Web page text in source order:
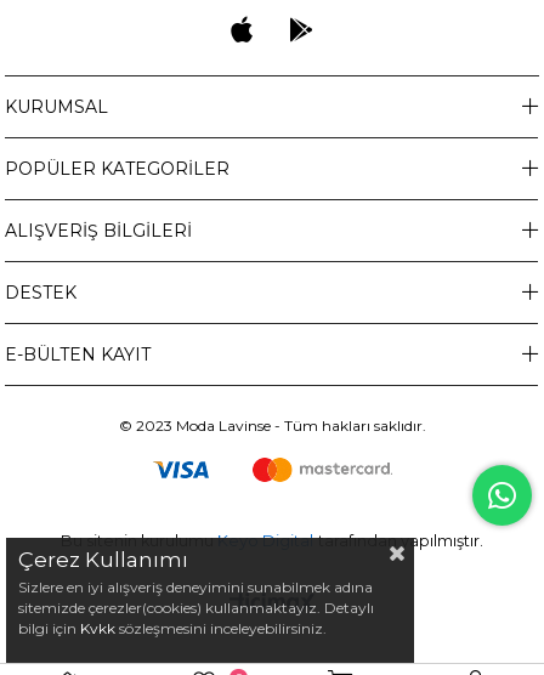
KURUMSAL
POPÜLER KATEGORİLER
ALIŞVERİŞ BİLGİLERİ
DESTEK
E-BÜLTEN KAYIT
© 2023 Moda Lavinse - Tüm hakları saklıdır.
Bu sitenin kurulumuKeyo Digital tarafından yapılmıştır.
Çerez Kullanımı
Sizlere en iyi alışveriş deneyimini sunabilmek adına
sitemizde çerezler(cookies) kullanmaktayız. Detaylı
bilgi için Kvkk sözleşmesini inceleyebilirsiniz.